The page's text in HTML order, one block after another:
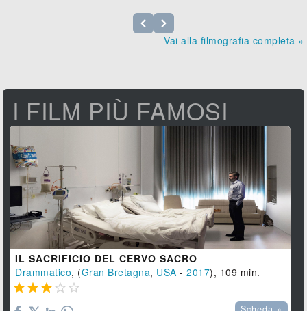
Vai alla filmografia completa »
I FILM PIÙ FAMOSI
IL SACRIFICIO DEL CERVO SACRO
Drammatico, (Gran Bretagna, USA -2017), 109 min.
    